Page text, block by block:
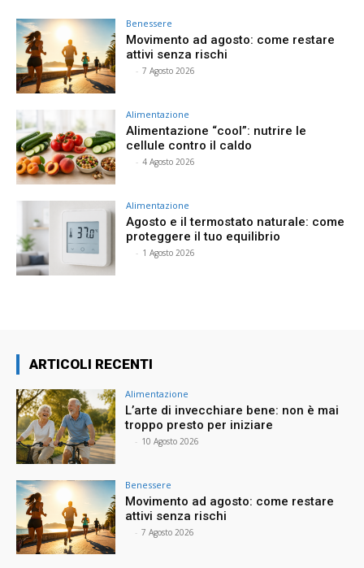
Benessere
Movimento ad agosto: come restare
attivi senza rischi
- 7 Agosto 2026
Alimentazione
Alimentazione “cool”: nutrire le
cellule contro il caldo
- 4 Agosto 2026
Alimentazione
Agosto e il termostato naturale: come
proteggere il tuo equilibrio
- 1 Agosto 2026
ARTICOLI RECENTI
Alimentazione
L’arte di invecchiare bene: non è mai
troppo presto per iniziare
- 10 Agosto 2026
Benessere
Movimento ad agosto: come restare
attivi senza rischi
- 7 Agosto 2026